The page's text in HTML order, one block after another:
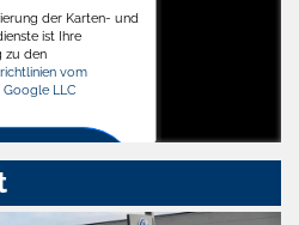
Oldendorf
der Karten- und
ist Ihre
zu den
vom
LLC